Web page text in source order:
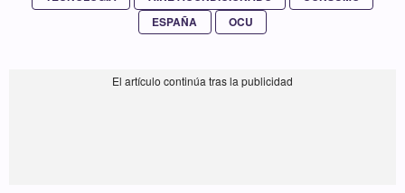
ESPAÑA
OCU